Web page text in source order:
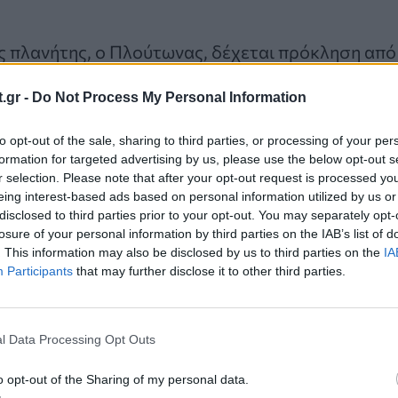
- Do Not Process My Personal Information
opt-out of the sale, sharing to third parties, or processing of your
for targeted advertising by us, please use the below opt-out
selection. Please note that after your opt-out request is processed
interest-based ads based on personal information utilized by us
to third parties prior to your opt-out. You may separately
of your personal information by third parties on the IAB’s list of
This information may also be disclosed by us to third parties on the
Participants that may further disclose it to other third parties.
Data Processing Opt Outs
opt-out of the Sharing of my personal data.
πλανήτης, ο Πλούτωνας, δέχεται πρόκληση
ότι ένας ξεκάθαρος δρόμος έχει ανοίξει
μιας “κατάρας”, μπορείτε να ακολουθήσετε
μια βαθιά μεταμόρφωση—το παρελθόν
σας.
μέσα από το ζώδιό σας αποκαλύπτει